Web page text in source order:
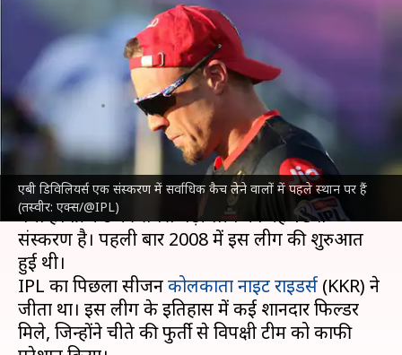
एबी डिविलियर्स एक संस्करण में सर्वाधिक कैच लेने वालों में पहले स्थान पर हैं
(तस्वीर: एक्स/@IPL)
IPL के एक संस्करण में सबसे ज्यादा
कैच लपकने वाले खिलाड़ियों पर एक
नजर
लेखन Mar 22, 2025 08:24 pm
क्या है खबर?
इंडियन प्रीमियर लीग (IPL) 2025का शानदार आगाज हो
गया है। क्रिकेट की सबसे बड़ी लीग का यह 18वां
संस्करण है। पहली बार 2008 में इस लीग की शुरुआत
हुई थी।
IPL का पिछला सीजनकोलकाता नाइट राइडर्स (KKR) ने
जीता था। इस लीग के इतिहास में कई शानदार फिल्डर
मिले, जिन्होंने चीते की फुर्ती से विपक्षी टीम को काफी